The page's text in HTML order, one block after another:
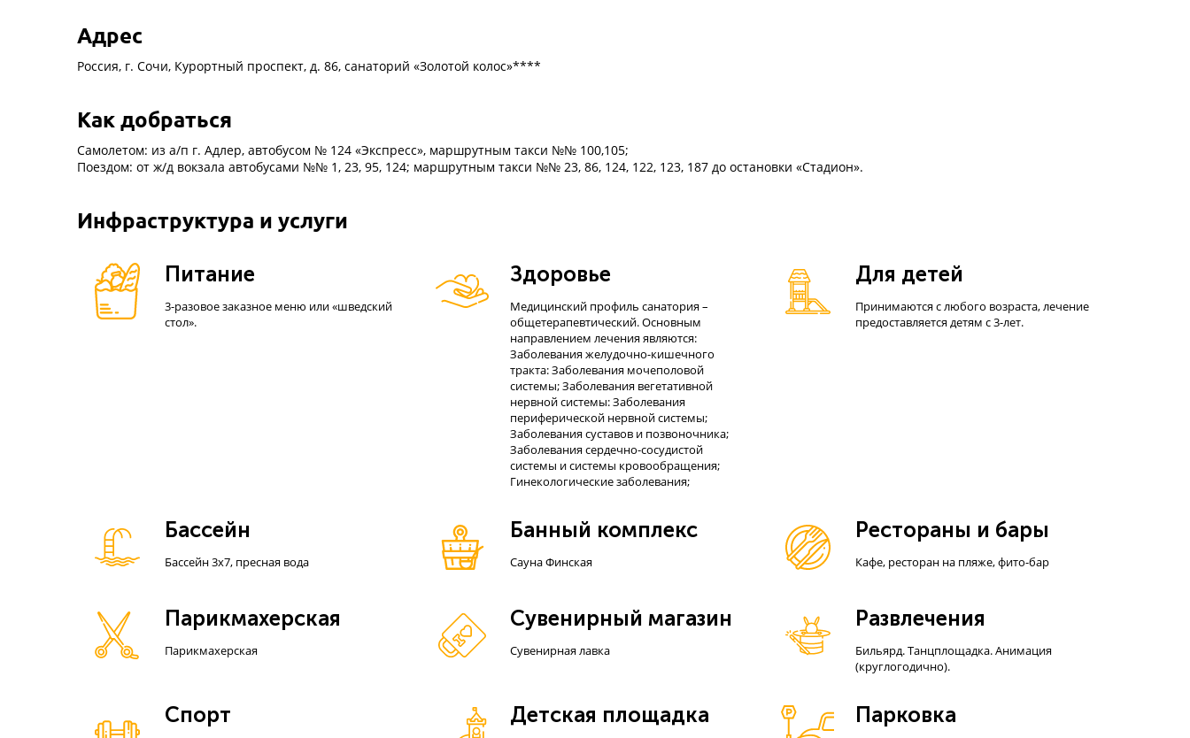
Адрес
Россия, г. Сочи, Курортный проспект, д. 86, санаторий «Золотой колос»****
Как добраться
Самолетом: из а/п г. Адлер, автобусом № 124 «Экспресс», маршрутным такси №№ 100,105;
Поездом: от ж/д вокзала автобусами №№ 1, 23, 95, 124; маршрутным такси №№ 23, 86, 124, 122, 123, 187 до остановки «Стадион».
Инфраструктура и услуги
Питание
3-разовое заказное меню или «шведский
стол».
Здоровье
Медицинский профиль санатория –
общетерапевтический. Основным
направлением лечения являются:
Заболевания желудочно-кишечного
тракта: Заболевания мочеполовой
системы; Заболевания вегетативной
нервной системы: Заболевания
периферической нервной системы;
Заболевания суставов и позвоночника;
Заболевания сердечно-сосудистой
системы и системы кровообращения;
Гинекологические заболевания;
Для детей
Принимаются с любого возраста, лечение
предоставляется детям с 3-лет.
Бассейн
Бассейн 3х7, пресная вода
Банный комплекс
Сауна Финская
Рестораны и бары
Кафе, ресторан на пляже, фито-бар
Парикмахерская
Парикмахерская
Сувенирный магазин
Сувенирная лавка
Развлечения
Бильярд. Танцплощадка. Анимация
(круглогодично).
Спорт Детская площадка Парковка